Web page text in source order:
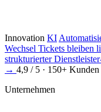
Innovation KI
Wechsel Tickets bleiben
strukturierter
→ 4,9 / 5 · 150+ Kunden
Unternehmen